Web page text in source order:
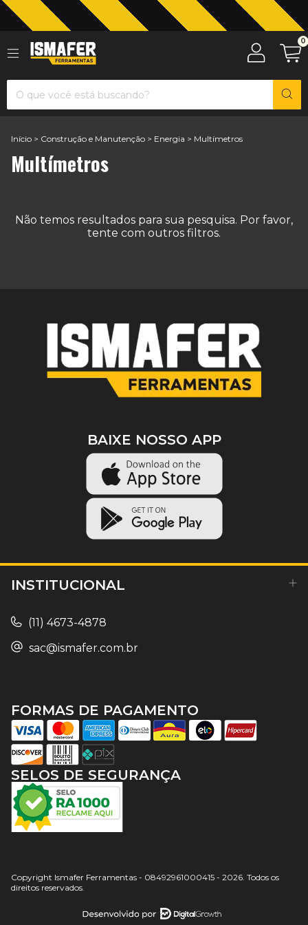
Jardinagem com The Black Tools
0
Início > Construção e Manutenção > Energia > Multímetros
Multímetros
Não temos resultados para sua pesquisa. Por favor,
tente com outros filtros.
INSTITUCIONAL
(11) 4673-4878
sac@ismafer.com.br
BAIXE NOSSO APP
SELOS DE SEGURANÇA
FORMAS DE PAGAMENTO
Copyright Ismafer Ferramentas - 08492961000415 - 2026. Todos os
direitos reservados.